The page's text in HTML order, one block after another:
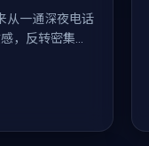
从一通深夜电话
，反转密集、